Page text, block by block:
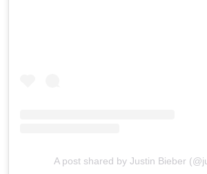
A post shared by Justin Bieber